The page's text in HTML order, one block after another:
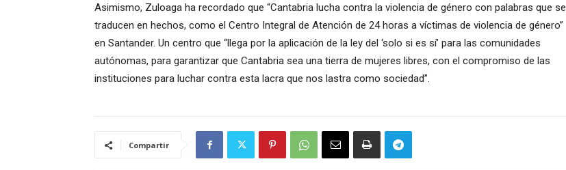
Asimismo, Zuloaga ha recordado que “Cantabria lucha contra la violencia de género con palabras que se
traducen en hechos, como el Centro Integral de Atención de 24 horas a víctimas de violencia de género”
en Santander. Un centro que “llega por la aplicación de la ley del ‘solo si es sí’ para las comunidades
autónomas, para garantizar que Cantabria sea una tierra de mujeres libres, con el compromiso de las
instituciones para luchar contra esta lacra que nos lastra como sociedad”.
Compartir